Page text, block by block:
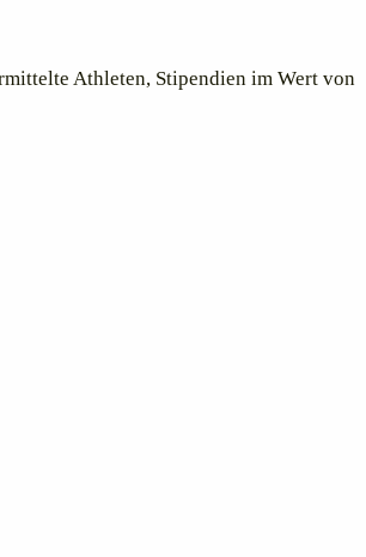
Athleten, Stipendien im Wert von